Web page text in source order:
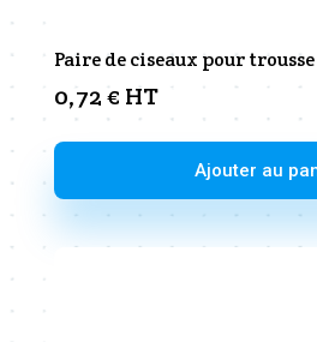
Paire de ciseaux pour trousse
0,72€ HT
Ajouter au